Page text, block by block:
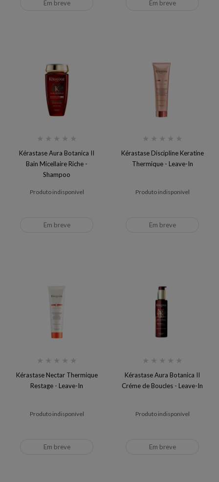
Em breve Em breve
★ ★ ★ ★ ★
Kérastase Aura Botanica II
Bain Micellaire Riche -
Shampoo
Produto indisponível
Em breve
★ ★ ★ ★ ★
Kérastase Discipline Keratine
Thermique - Leave-In
Produto indisponível
Em breve
★ ★ ★ ★ ★
Kérastase Nectar Thermique
Restage - Leave-In
Produto indisponível
Em breve
★ ★ ★ ★ ★
Kérastase Aura Botanica II
Créme de Boucles - Leave-In
Produto indisponível
Em breve